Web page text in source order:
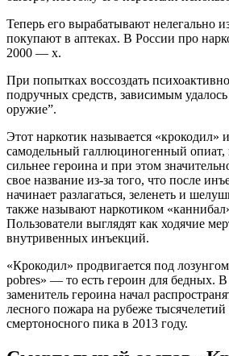
Теперь его вырабатывают нелегально
покупают в аптеках. В России про
2000 — х.
При попытках воссоздать
подручных средств, зависимым удалось
оружие”.
Этот наркотик называется «крокодил»
самодельный галлюциногенный опиат,
сильнее героина и при этом
свое название из-за того, что после
начинает разлагаться, зеленеть и
также называют наркотиком
Пользователи выглядят как ходячие
внутривенных инъекций.
«Крокодил» продвигается под
pobres» — то есть героин для бедных. В
заменитель героина начал
лесного пожара на рубеже тысячелетий
смертоносного пика в 2013 году.